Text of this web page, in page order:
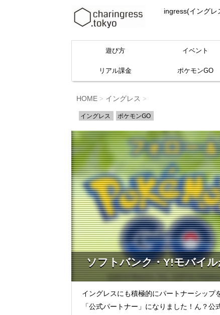
ingress(イングレ
遊び方 イベント
リアル課金 ポケモンGO
HOME > イングレス >
イングレス ポケモンGO
ソフトバンク・Y!モバイ
イングレスにも積極的にパートナーシッ
「公式パートナー」になりました！ん？